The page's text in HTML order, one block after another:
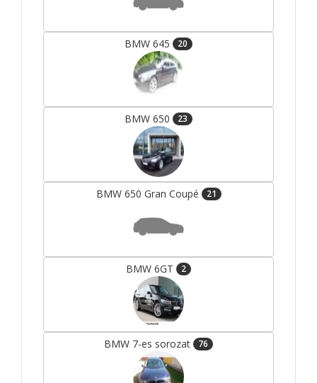
BMW 645 20
BMW 650 23
BMW 650 Gran Coupé 21
BMW 6GT 2
BMW 7-es sorozat 76